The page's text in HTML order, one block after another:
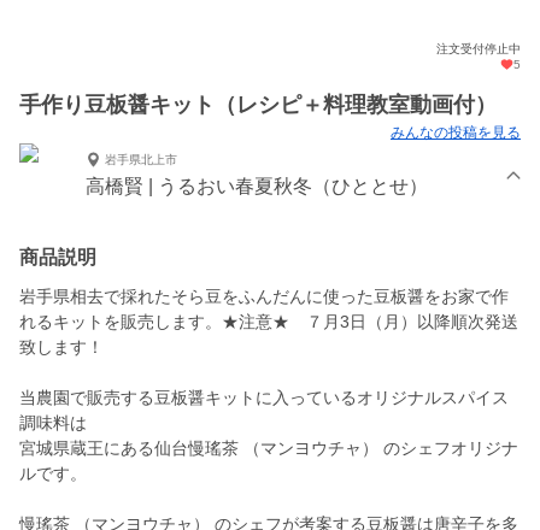
注文受付停止中
5
手作り豆板醤キット（レシピ＋料理教室動画付）
みんなの投稿を見る
岩手県北上市
高橋賢 | うるおい春夏秋冬（ひととせ）
商品説明
岩手県相去で採れたそら豆をふんだんに使った豆板醤をお家で作
れるキットを販売します。★注意★ ７月3日（月）以降順次発送
致します！
当農園で販売する豆板醤キットに入っているオリジナルスパイス
調味料は
宮城県蔵王にある仙台慢瑤茶 （マンヨウチャ） のシェフオリジナ
ルです。
慢瑤茶 （マンヨウチャ） のシェフが考案する豆板醤は唐辛子を多